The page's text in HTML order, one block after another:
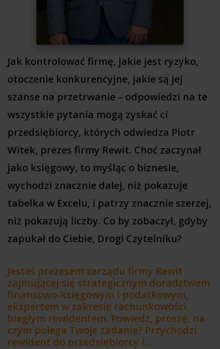
Jak kontrolować firmę, jakie jest ryzyko,
otoczenie konkurencyjne, jakie są jej
szanse na przetrwanie – odpowiedzi na te
wszystkie pytania mogą zyskać ci
przedsiębiorcy, których odwiedza Piotr
Witek, prezes firmy Rewit. Choć zaczynał
jako księgowy, to myśląc o biznesie,
wychodzi znacznie dalej, niż pokazuje
tabelka w Excelu, i patrzy znacznie szerzej,
niż pokazują liczby. Co by zobaczył, gdyby
zapukał do Ciebie, Drogi Czytelniku?
Jesteś prezesem zarządu firmy Rewit
zajmującej się strategicznym doradztwem
finansowo-księgowym i podatkowym,
ekspertem w zakresie rachunkowości,
biegłym rewidentem. Powiedz, proszę, na
czym polega Twoje zadanie? Przychodzi
rewident do przedsiębiorcy i…